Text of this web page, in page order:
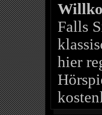
Falls
hier